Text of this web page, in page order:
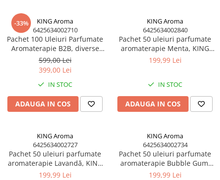
Pachet Conuri Backflow HEM + Ulei
Parfumat Aromaterapie
Conuri Parfumate HEM 10 buc
Accesorii și Difuzoare
Difuzoare Uleiuri Clasice
Suporți Conuri & bețe parfumate
PARFUMURI Casă & Auto
Odorizante auto cu pulverizator
Odorizante de cameră cu bețe
ratan
Difuzoare profesionale de parfum
-33%
KING Aroma
6425634002710
Pachet 100 Uleiuri Parfumate
Aromaterapie B2B, diverse
arome, Kingaroma, 100 x 10
ml
599,00 Lei
399,00 Lei
IN STOC
ADAUGA IN COS
KING Aroma
6425634002840
Pachet 50 uleiuri parfumate
aromaterapie Menta, KING
Aroma, 10 ml
199,99 Lei
IN STOC
ADAUGA IN COS
KING Aroma
6425634002727
Pachet 50 uleiuri parfumate
aromaterapie Lavandă, KING
Aroma, 10 ml
199,99 Lei
KING Aroma
6425634002734
Pachet 50 uleiuri parfumate
aromaterapie Bubble Gum,
KING Aroma, 10 ml
199,99 Lei